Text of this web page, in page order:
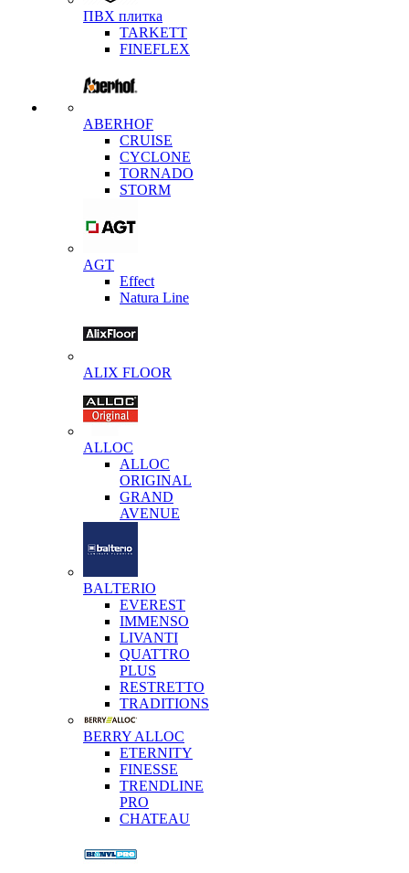
ПВХ плитка
TARKETT
FINEFLEX
ABERHOF
CRUISE
CYCLONE
TORNADO
STORM
AGT
Effect
Natura Line
ALIX FLOOR
ALLOC
ALLOC
ORIGINAL
GRAND
AVENUE
BALTERIO
EVEREST
IMMENSO
LIVANTI
QUATTRO
PLUS
RESTRETTO
TRADITIONS
BERRY ALLOC
ETERNITY
FINESSE
TRENDLINE
PRO
CHATEAU